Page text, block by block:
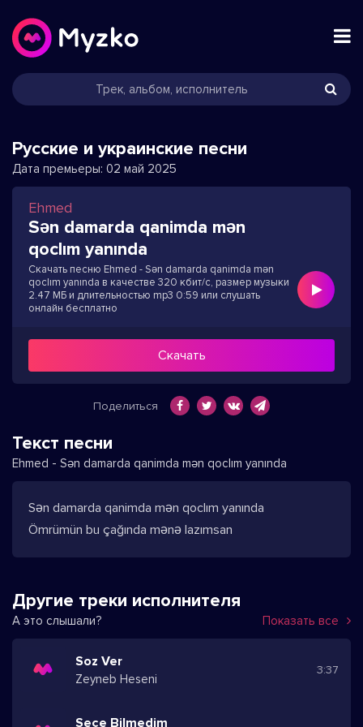
Русские и украинские песни
Дата премьеры: 02 май 2025
Ehmed
Sən damarda qanimda mən
qoclım yanında
Скачать песню Ehmed - Sən damarda qanimda mən
qoclım yanında в качестве 320 кбит/с, размер музыки
2.47 МБ и длительностью mp3 0:59 или слушать
онлайн бесплатно
Скачать
Поделиться
Текст песни
Ehmed - Sən damarda qanimda mən qoclım yanında
Sən damarda qanimda mən qoclım yanında
Ömrümün bu çağında mənə lazımsan
Другие треки исполнителя
А это слышали? Показать все
Soz Ver
Zeyneb Heseni
3:37
Seçe Bilmedim